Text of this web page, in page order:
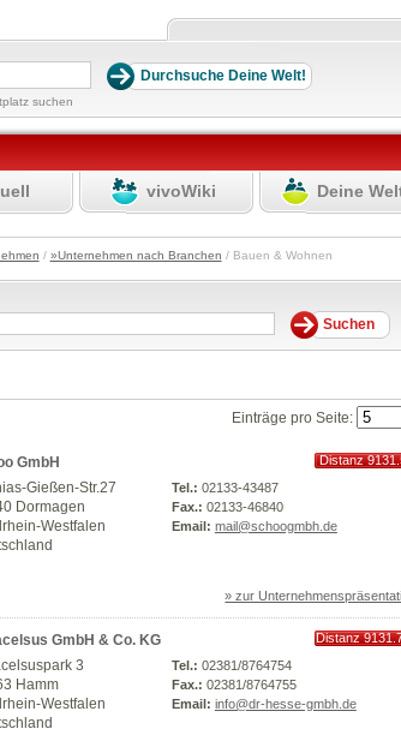
suchen
vivoWiki Deine
/ »Unternehmen nach Branchen / Bauen & Wohnen
Einträge pro Seite:
GmbH
Distanz
Gießen-Str.27
Dormagen
Westfalen
Tel.: 02133-43487
Fax.: 02133-46840
Email: mail@schoogmbh.de
» zur
GmbH & Co. KG
Distanz
3
Hamm
Westfalen
Tel.: 02381/8764754
Fax.: 02381/8764755
Email: info@dr-hesse-gmbh.de